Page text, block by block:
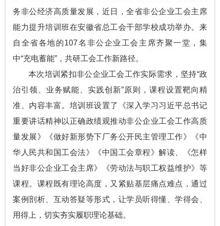
务非公经济高质量发展，近日，全省非公企业工会主席
能力提升培训班在安徽省总工会干部学校成功举办。来
自全省各地的107名非公企业工会主席齐聚一堂，集
中“充电蓄能”，共研工会工作新路径。
本次培训紧扣非公企业工会工作实际需求，坚持“政
治引领、业务赋能、实践创新”原则，课程设置靶向精
准、内容丰富。培训班设置了《深入学习习近平总书记
重要讲话精神以正确政绩观推动非公企业工会工作高质
量发展》《做好新形势下厂务公开民主管理工作》《中
华人民共和国工会法》《中国工会章程》解读、《怎样
当好非公企业工会主席》《劳动法与职工权益维护》等
课程。课程既有理论高度，又紧贴基层痛点难点，通过
案例剖析、互动答疑等形式，让学员听得懂、学得会、
用得上，切实夯实履职理论基础。